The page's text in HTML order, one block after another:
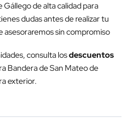
de alta calidad para
dudas antes de realizar tu
asesoraremos sin compromiso
consulta losdescuentos
Bandera de San Mateo de
exterior.